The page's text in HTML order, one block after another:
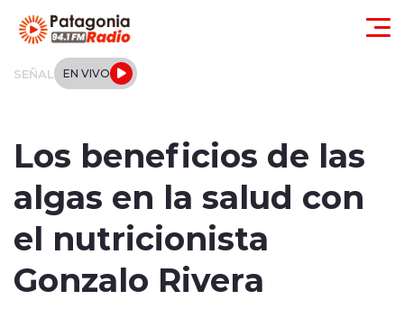
SEÑAL EN VIVO
Local
Tendencias
Los beneficios de las
algas en la salud con
el nutricionista
Gonzalo Rivera